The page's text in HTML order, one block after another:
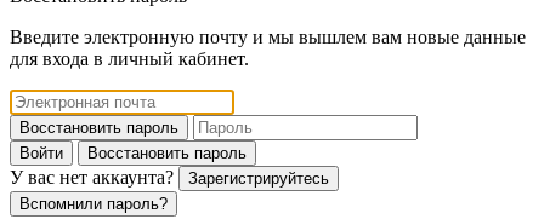
Введите электронную почту и мы вышлем вам новые данные
для входа в личный кабинет.
Восстановить пароль
Войти
Восстановить пароль
У вас нет аккаунта?
Зарегистрируйтесь
Вспомнили пароль?